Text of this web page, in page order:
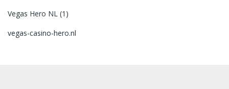
Vegas Hero NL (1)
vegas-casino-hero.nl